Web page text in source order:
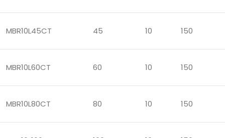
MBR10L45CT 45 10 150
MBR10L60CT 60 10 150
MBR10L80CT 80 10 150